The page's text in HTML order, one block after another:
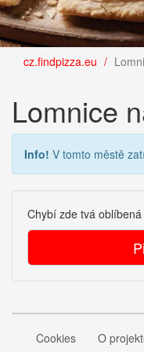
cz.findpizza.eu
Lomnice
Info! V tomto městě
Chybí zde tvá
Cookies O